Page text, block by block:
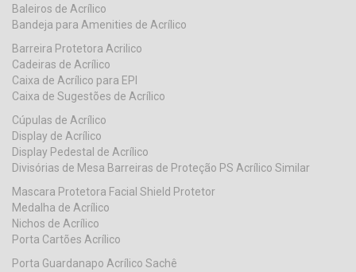
Baleiros de Acrílico
Bandeja para Amenities de Acrílico
Barreira Protetora Acrilico
Cadeiras de Acrílico
Caixa de Acrílico para EPI
Caixa de Sugestões de Acrílico
Cúpulas de Acrílico
Display de Acrílico
Display Pedestal de Acrílico
Divisórias de Mesa Barreiras de Proteção PS Acrílico Similar
Mascara Protetora Facial Shield Protetor
Medalha de Acrílico
Nichos de Acrílico
Porta Cartões Acrílico
Porta Guardanapo Acrílico Sachê